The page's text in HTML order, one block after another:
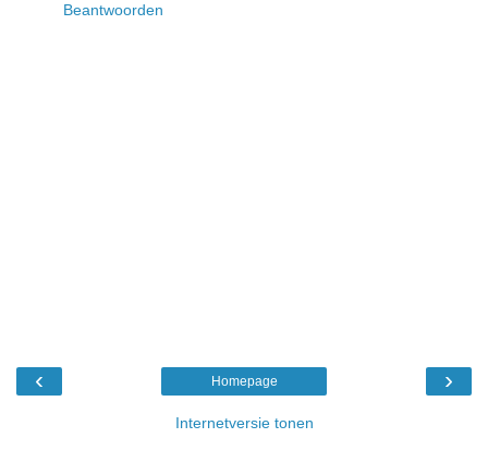
Beantwoorden
‹ ›
Homepage
Internetversie tonen